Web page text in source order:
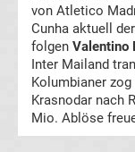
News
Boxen
News
von Atletico
Cunha aktuell
folgen Valentino
Inter Mailand
Kolumbianer
Krasnodar nach
Mio. Ablöse